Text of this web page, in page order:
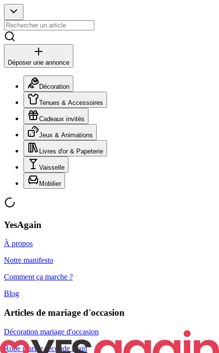
Déposer une annonce
Décoration
Tenues & Accessoires
Cadeaux invités
Jeux & Animations
Livres d'or & Papeterie
Vaisselle
Mobilier
YesAgain
À propos
Notre manifesto
Comment ça marche ?
Blog
Articles de mariage d'occasion
Décoration mariage d'occasion
Robe mariée seconde main